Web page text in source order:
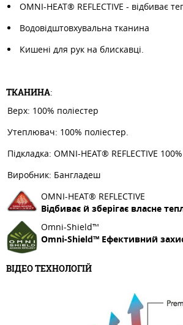
OMNI-HEAT® REFLECTIVE - відбиває
Водовідштовхувальна тканина
Кишені для рук на блискавці.
ТКАНИНА:
Верх: 100% поліестер
Утеплювач: 100% поліестер.
Підкладка: OMNI-HEAT® REFLECTIVE
Виробник: Бангладеш
OMNI-HEAT® REFLECTIVE
Відбиває й зберігає власне
Omni-Shield™
Omni-Shield™ Ефективний
ВІДЕО ТЕХНОЛОГІЙ